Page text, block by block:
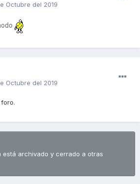
Octubre del 2019
Octubre del 2019
está archivado y cerrado a otras